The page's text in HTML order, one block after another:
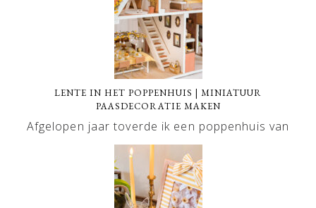
LENTE IN HET POPPENHUIS | MINIATUUR
PAASDECORATIE MAKEN
Afgelopen jaar toverde ik een poppenhuis van